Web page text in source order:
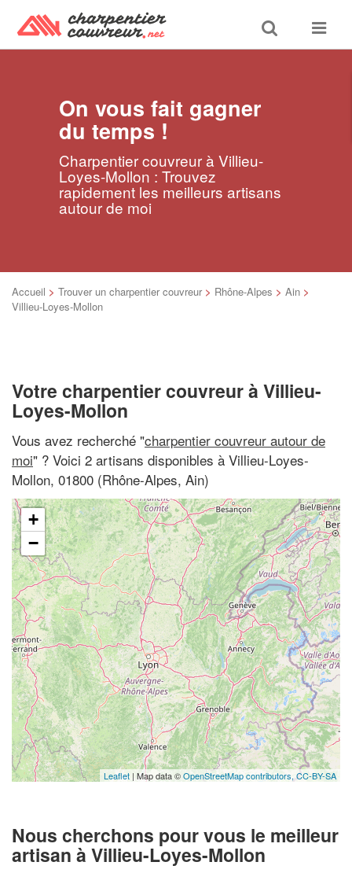
Toggle
search
Toggle
On vous fait gagner
du temps !
Charpentier couvreur à Villieu-
Loyes-Mollon : Trouvez
rapidement les meilleurs artisans
autour de moi
Accueil > Trouver un charpentier couvreur > Rhône-Alpes > Ain >
Villieu-Loyes-Mollon
Votre charpentier couvreur à Villieu-
Loyes-Mollon
Vous avez recherché "charpentier couvreur autour de
moi" ? Voici 2 artisans disponibles à Villieu-Loyes-
Mollon, 01800 (Rhône-Alpes, Ain)
+
−
Leaflet | Map data ©OpenStreetMap contributors, CC-BY-SA
Nous cherchons pour vous le meilleur
artisan à Villieu-Loyes-Mollon